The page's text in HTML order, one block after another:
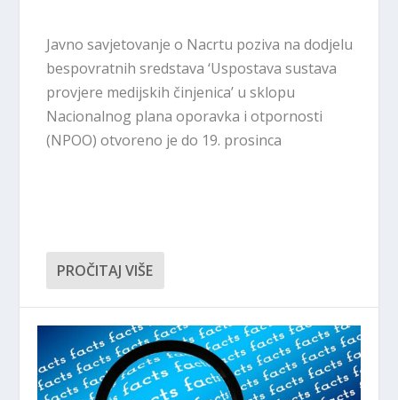
Javno savjetovanje o Nacrtu poziva na dodjelu
bespovratnih sredstava ‘Uspostava sustava
provjere medijskih činjenica’ u sklopu
Nacionalnog plana oporavka i otpornosti
(NPOO) otvoreno je do 19. prosinca
PROČITAJ VIŠE